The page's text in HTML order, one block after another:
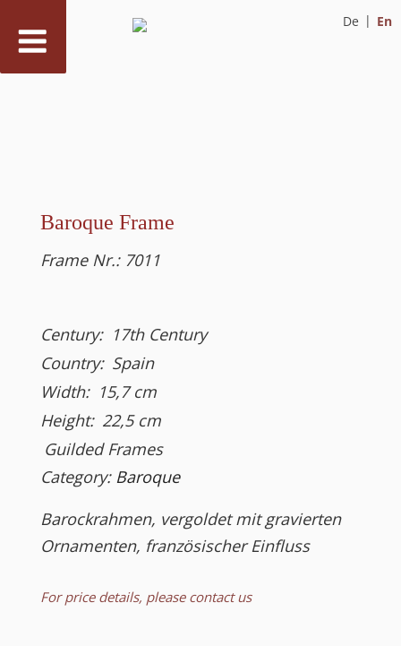
De En
Baroque Frame
Frame Nr.: 7011
Century: 17th Century
Country: Spain
Width: 15,7cm
Height: 22,5cm
Guilded Frames
Category: Baroque
Barockrahmen, vergoldet mit gravierten
Ornamenten, französischer Einfluss
For price details, please contact us